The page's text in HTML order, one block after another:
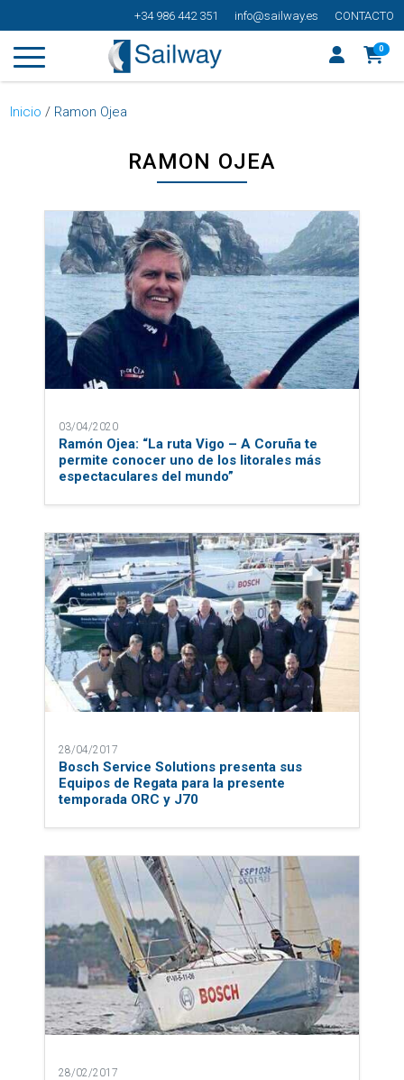
+34 986 442 351 info@sailway.es CONTACTO
0
Inicio / Ramon Ojea
RAMON OJEA
03/04/2020
Ramón Ojea: “La ruta Vigo – A Coruña te
permite conocer uno de los litorales más
espectaculares del mundo”
28/04/2017
Bosch Service Solutions presenta sus
Equipos de Regata para la presente
temporada ORC y J70
28/02/2017